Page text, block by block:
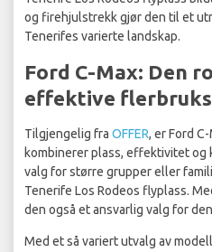
og firehjulstrekk gjør den til et
Tenerifes varierte landskap.
Ford C-Max: Den
effektive
Tilgjengelig fra OFFER, er Ford
kombinerer plass, effektivitet
valg for større grupper eller
Tenerife Los Rodeos flyplass.
den også et ansvarlig valg for
Med et så variert utvalg av